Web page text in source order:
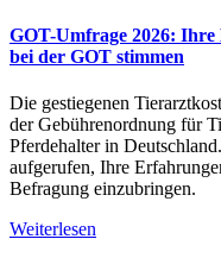
GOT-Umfrage 2026:
bei der GOT stimmen
Die gestiegenen
der Gebührenordnung für
Pferdehalter in
aufgerufen, Ihre
Befragung einzubringen.
Weiterlesen